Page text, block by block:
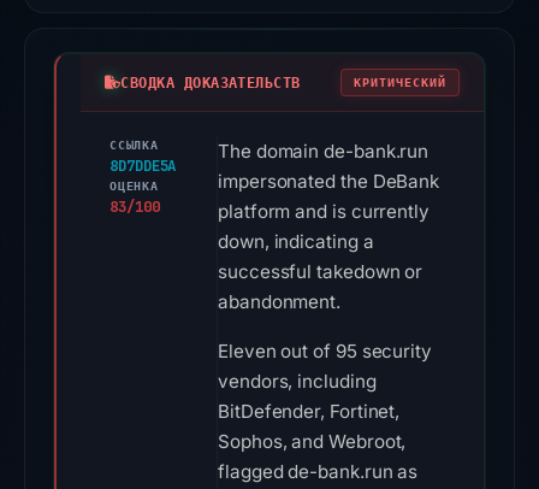
СВОДКА ДОКАЗАТЕЛЬСТВ КРИТИЧЕСКИЙ
ССЫЛКА
8D7DDE5A
ОЦЕНКА
83/100
The domain de-bank.run
impersonated the DeBank
platform and is currently
down, indicating a
successful takedown or
abandonment.
Eleven out of 95 security
vendors, including
BitDefender, Fortinet,
Sophos, and Webroot,
flagged de-bank.run as